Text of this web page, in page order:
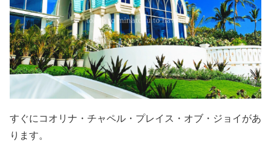
すぐにコオリナ・チャペル・プレイス・オブ・ジョイがあ
ります。